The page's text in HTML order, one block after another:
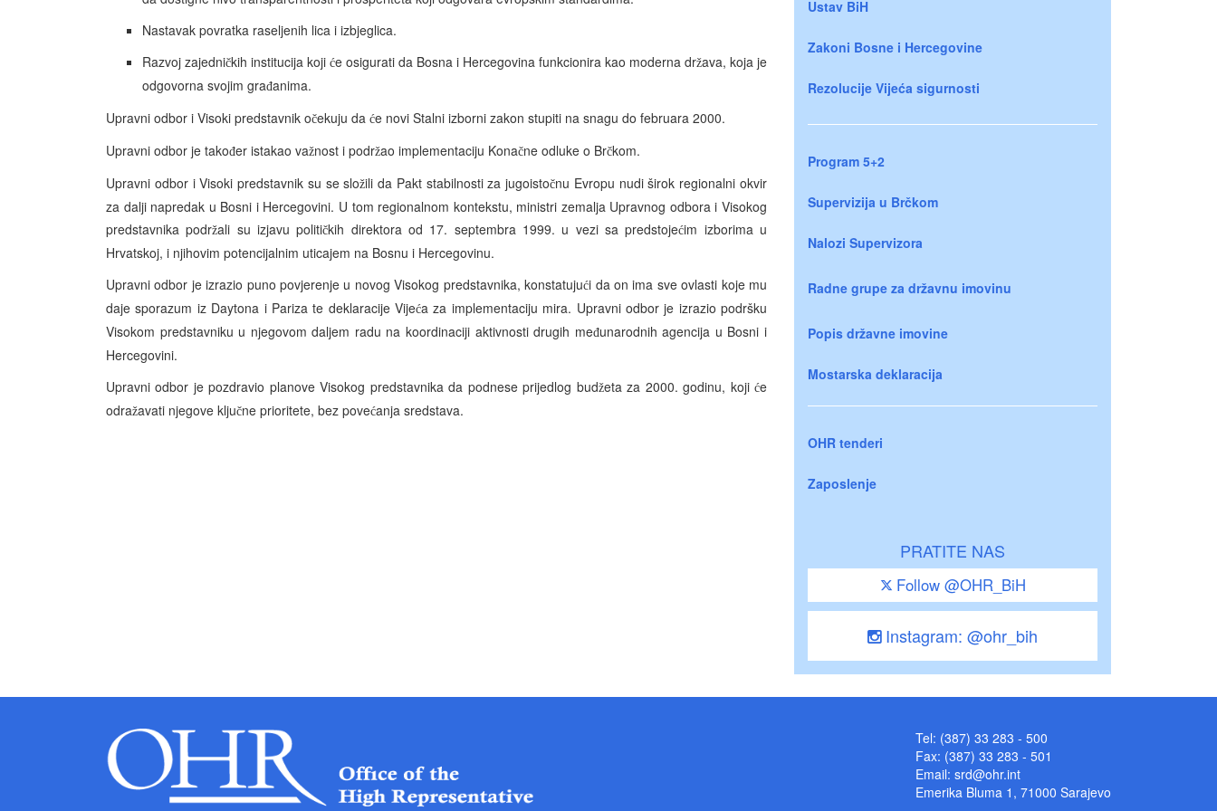
Nastavak povratka raseljenih lica i izbjeglica.
Razvoj zajedničkih institucija koji će osigurati da Bosna i Hercegovina funkcionira kao moderna država, koja je
odgovorna svojim građanima.
Upravni odbor i Visoki predstavnik očekuju da će novi Stalni izborni zakon stupiti na snagu do februara 2000.
Upravni odbor je također istakao važnost i podržao implementaciju Konačne odluke o Brčkom.
Upravni odbor i Visoki predstavnik su se složili da Pakt stabilnosti za jugoistočnu Evropu nudi širok regionalni okvir
za dalji napredak u Bosni i Hercegovini. U tom regionalnom kontekstu, ministri zemalja Upravnog odbora i Visokog
predstavnika podržali su izjavu političkih direktora od 17. septembra 1999. u vezi sa predstojećim izborima u
Hrvatskoj, i njihovim potencijalnim uticajem na Bosnu i Hercegovinu.
Upravni odbor je izrazio puno povjerenje u novog Visokog predstavnika, konstatujući da on ima sve ovlasti koje mu
daje sporazum iz Daytona i Pariza te deklaracije Vijeća za implementaciju mira. Upravni odbor je izrazio podršku
Visokom predstavniku u njegovom daljem radu na koordinaciji aktivnosti drugih međunarodnih agencija u Bosni i
Hercegovini.
Upravni odbor je pozdravio planove Visokog predstavnika da podnese prijedlog budžeta za 2000. godinu, kojiće
odražavati njegove ključne prioritete, bez povećanja sredstava.
Ustav BiH
Zakoni Bosne i Hercegovine
Rezolucije Vijeća sigurnosti
Program 5+2
Supervizija u Brčkom
Nalozi Supervizora
Radne grupe za državnu imovinu
Popis državne imovine
Mostarska deklaracija
OHR tenderi
Zaposlenje
PRATITE NAS
Follow @OHR_BiH
Instagram: @ohr_bih
Tel: (387) 33 283 - 500
Fax: (387) 33 283 - 501
Email: srd@ohr.int
Emerika Bluma 1, 71000 Sarajevo